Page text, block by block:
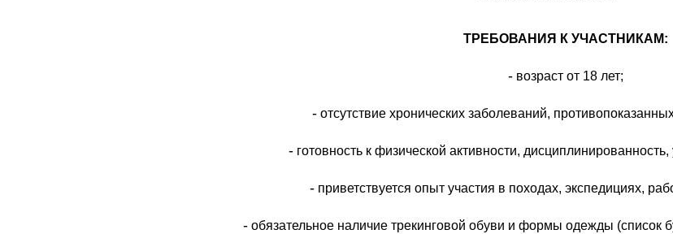
ТРЕБОВАНИЯ К УЧАСТНИКАМ:
-возраст от 18 лет;
- отсутствие хронических заболеваний,
-готовность к физической активности,
-приветствуется опыт участия в походах, экспедициях,
- обязательное наличие трекинговой обуви и формы одежды (список